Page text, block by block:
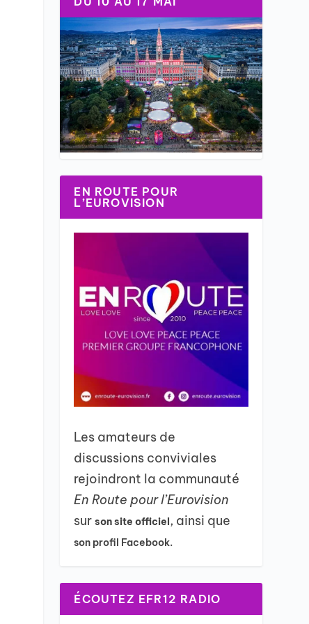
EN ROUTE POUR
L’EUROVISION
Les amateurs de
discussions conviviales
rejoindront la communauté
En Route pour l’Eurovision
surson site officiel, ainsi que
son profil Facebook.
ÉCOUTEZ EFR12 RADIO